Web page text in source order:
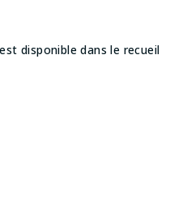
disponible dans le recueil